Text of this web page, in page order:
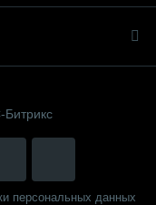
персональных данных